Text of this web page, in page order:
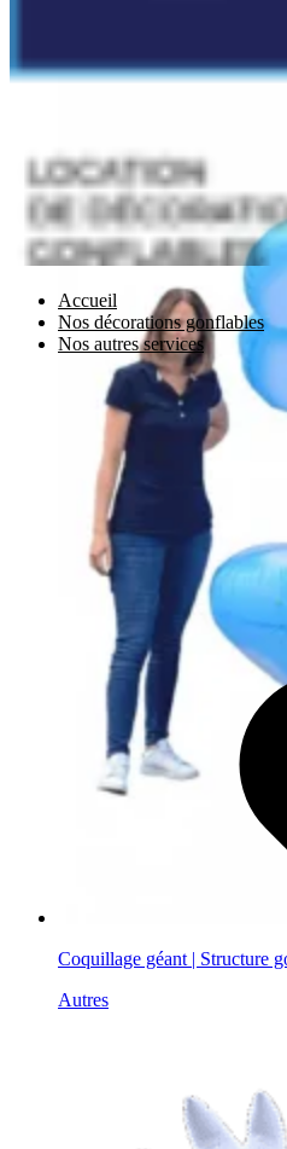
Coquillage géant | Structure
Autres
Accueil
Nos décorations gonflables
Nos autres services